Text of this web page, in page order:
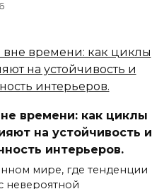
времени: как циклы
на устойчивость и
интерьеров.
мире, где тенденции
невероятной